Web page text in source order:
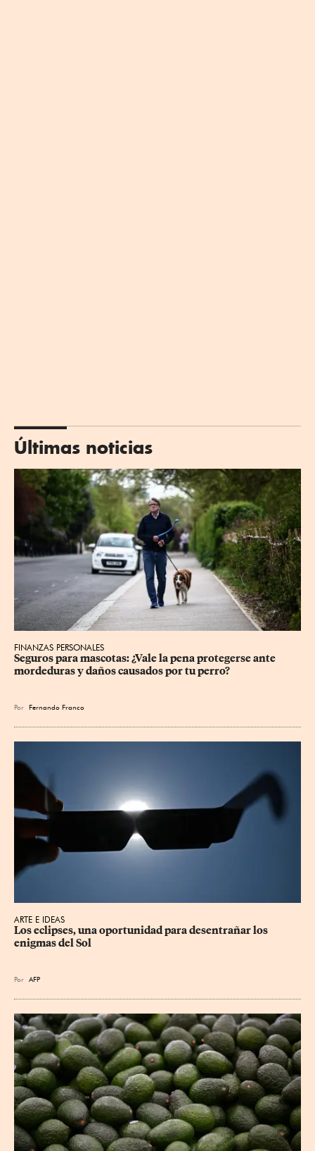
Últimas noticias
FINANZAS PERSONALES
Seguros para mascotas: ¿Vale la pena protegerse ante
mordeduras y daños causados por tu perro?
Por Fernando Franco
ARTE E IDEAS
Los eclipses, una oportunidad para desentrañar los
enigmas del Sol
Por AFP